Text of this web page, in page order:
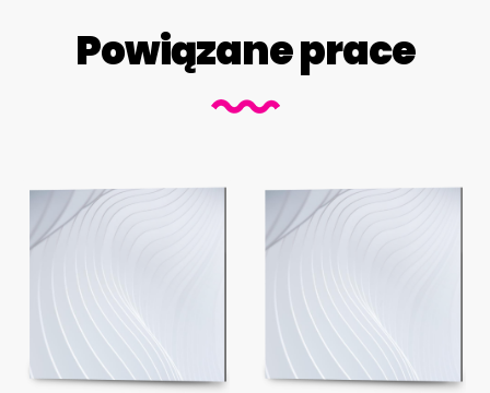
Powiązane prace